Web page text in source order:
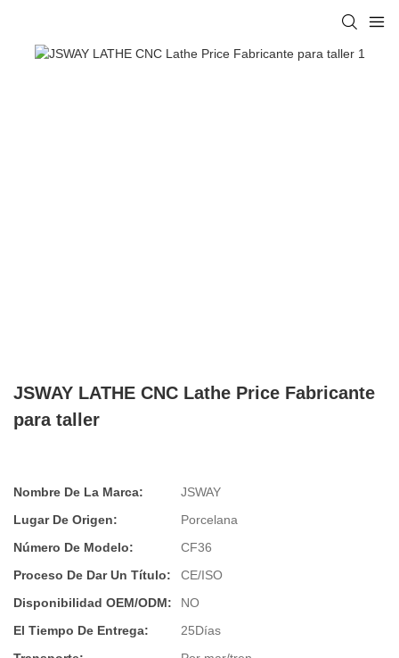
JSWAY LATHE CNC Lathe Price Fabricante
para taller
Nombre De La Marca:
JSWAY
Lugar De Origen:
Porcelana
Número De Modelo:
CF36
Proceso De Dar Un Título:
CE/ISO
Disponibilidad OEM/ODM:
NO
El Tiempo De Entrega:
25Días